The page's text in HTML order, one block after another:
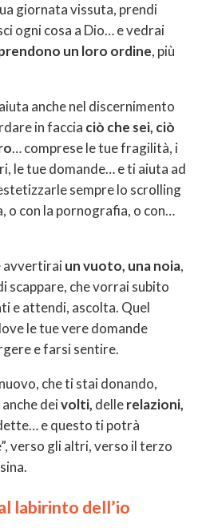
giornata vissuta, prendi
ogni cosa a Dio… e vedrai
un loro ordine, più
anche nel discernimento
in faccia ciò che sei, ciò
… comprese le tue fragilità, i
le tue domande… e ti aiuta ad
sempre lo scrolling
o con la pornografia, o con…
avvertiraiun vuoto, una noia,
scappare, che vorrai subito
e attendi, ascolta. Quel
le tue vere domande
e farsi sentire.
che ti stai donando,
deivolti, dellerelazioni,
e questo ti potrà
verso gli altri, verso il terzo
labirinto dell’io